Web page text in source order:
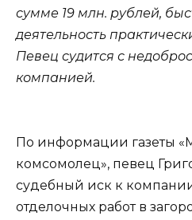
сумме 19 млн. рублей,
деятельность
Певец судится с
компанией.
По информации газеты
комсомолец», певец
судебный иск к
отделочных работ в